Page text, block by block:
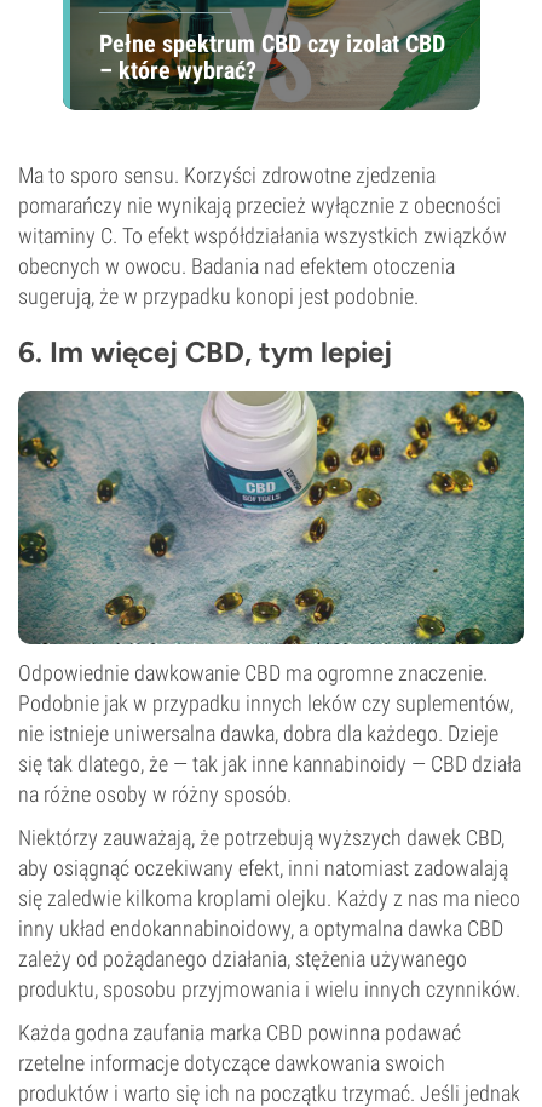
Pełne spektrum CBD czy izolat CBD
– które wybrać?
Ma to sporo sensu. Korzyści zdrowotne zjedzenia
pomarańczy nie wynikają przecież wyłącznie z obecności
witaminy C. To efekt współdziałania wszystkich związków
obecnych w owocu. Badania nad efektem otoczenia
sugerują, że w przypadku konopi jest podobnie.
6. Im więcej CBD, tym lepiej
Odpowiednie dawkowanie CBD ma ogromne znaczenie.
Podobnie jak w przypadku innych leków czy suplementów,
nie istnieje uniwersalna dawka, dobra dla każdego. Dzieje
się tak dlatego, że — tak jak inne kannabinoidy — CBD działa
na różne osoby w różny sposób.
Niektórzy zauważają, że potrzebują wyższych dawek CBD,
aby osiągnąć oczekiwany efekt, inni natomiast zadowalają
się zaledwie kilkoma kroplami olejku. Każdy z nas ma nieco
inny układ endokannabinoidowy, a optymalna dawka CBD
zależy od pożądanego działania, stężenia używanego
produktu, sposobu przyjmowania i wielu innych czynników.
Każda godna zaufania marka CBD powinna podawać
rzetelne informacje dotyczące dawkowania swoich
produktów i warto się ich na początku trzymać. Jeśli jednak